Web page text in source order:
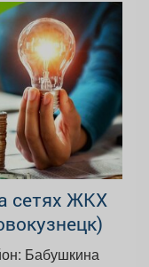
сетях ЖКХ